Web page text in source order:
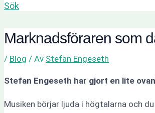
Sök
Marknadsföraren som
/ Blog / Av Stefan Engeseth
Stefan Engeseth har gjort en lite
Musiken börjar ljuda i högtalarna och